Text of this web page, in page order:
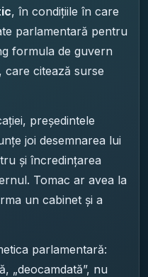
, în condițiile în care
parlamentară pentru
formula de guvern
, care citează surse
președintele
joi desemnarea lui
și încredințarea
Tomac ar avea la
un cabinet și a
parlamentară:
„deocamdată”, nu